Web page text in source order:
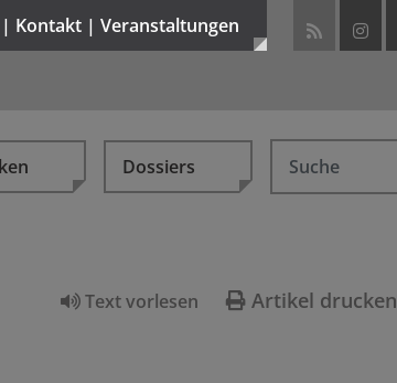
Kontakt | Veranstaltungen
Dossiers
Text vorlesen Artikel drucken